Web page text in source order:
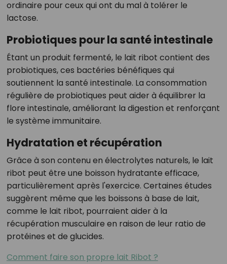
ordinaire pour ceux qui ont du mal à tolérer le
lactose.
Probiotiques pour la santé intestinale
Étant un produit fermenté, le lait ribot contient des
probiotiques, ces bactéries bénéfiques qui
soutiennent la santé intestinale. La consommation
régulière de probiotiques peut aider à équilibrer la
flore intestinale, améliorant la digestion et renforçant
le système immunitaire.
Hydratation et récupération
Grâce à son contenu en électrolytes naturels, le lait
ribot peut être une boisson hydratante efficace,
particulièrement après l'exercice. Certaines études
suggèrent même que les boissons à base de lait,
comme le lait ribot, pourraient aider à la
récupération musculaire en raison de leur ratio de
protéines et de glucides.
Comment faire son propre lait Ribot ?